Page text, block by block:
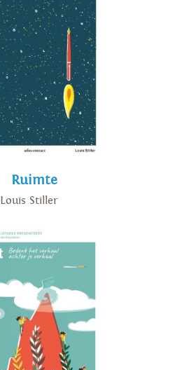
Ruimte
Louis Stiller